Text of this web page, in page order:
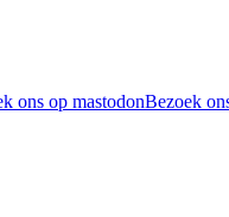
ons op mastodonBezoek